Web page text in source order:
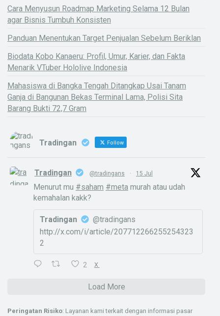
Cara Menyusun Roadmap Marketing Selama 12 Bulan
agar Bisnis Tumbuh Konsisten
Panduan Menentukan Target Penjualan Sebelum Beriklan
Biodata Kobo Kanaeru: Profil, Umur, Karier, dan Fakta
Menarik VTuber Hololive Indonesia
Mahasiswa di Bangka Tengah Ditangkap Usai Tanam
Ganja di Bangunan Bekas Terminal Lama, Polisi Sita
Barang Bukti 72,7 Gram
Tradingan Follow
Tradingan @tradingans · 15 Jul
Menurut mu #saham #meta murah atau udah
kemahalan kakk?
Tradingan
@tradingans
http://x.com/i/article/207712266255254323
2
2 X
Load More
Peringatan Risiko: Layanan kami terkait dengan informasi pasar